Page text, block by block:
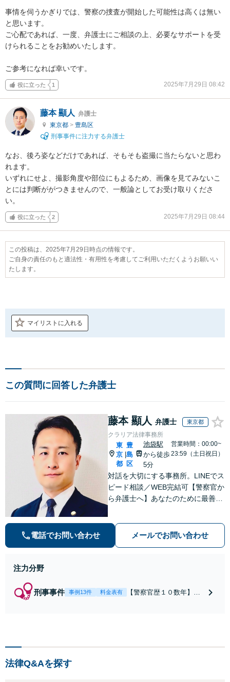
事情を伺うかぎりでは、警察の捜査が開始した可能性は高くは無い
と思います。
ご心配であれば、一度、弁護士にご相談の上、必要なサポートを受
けられることをお勧めいたします。
ご参考になれば幸いです。
役に立った 1 2025年7月29日 08:42
藤本 顯人 弁護士
東京都 > 豊島区
刑事事件に注力する弁護士
なお、後ろ姿などだけであれば、そもそも盗撮に当たらないと思わ
れます。
いずれにせよ、撮影角度や部位にもよるため、画像を見てみないこ
とには判断ががつきませんので、一般論としてお受け取りくださ
い。
役に立った 2 2025年7月29日 08:44
この投稿は、2025年7月29日時点の情報です。
ご自身の責任のもと適法性・有用性を考慮してご利用いただくようお願いい
たします。
マイリストに入れる
この質問に回答した弁護士
藤本 顯人 弁護士 東京都
クラリア法律事務所
東
京
都
豊
島
区
池袋駅
から徒歩
5分
営業時間：00:00~
23:59（土日祝日）
対話を大切にする事務所。LINEでス
ピード相談／WEB完結可【警察官か
ら弁護士へ】あなたのために最善の
婚などの民事から刑事事件まで幅広
く支援【完全個室】
電話でお問い合わせ メールでお問い合わせ
注力分野
刑事事件 事例13件 料金表有
【警察官歴１０数年】
法律Q&Aを探す